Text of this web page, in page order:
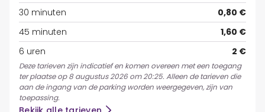
30 minuten
0,80 €
45 minuten
1,60 €
6 uren
2 €
Deze tarieven zijn indicatief en komen overeen met een toegang
ter plaatse op 8 augustus 2026 om 20:25. Alleen de tarieven die
aan de ingang van de parking worden weergegeven, zijn van
toepassing.